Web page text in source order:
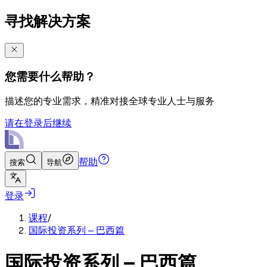
寻找解决方案
您需要什么帮助？
描述您的专业需求，精准对接全球专业人士与服务
请在登录后继续
搜索 导航 帮助
登录
课程/
国际投资系列 – 巴西篇